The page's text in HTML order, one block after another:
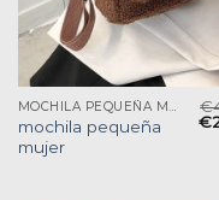
MOCHILA PEQUEÑA MUJER
mochila pequeña
mujer
€
€